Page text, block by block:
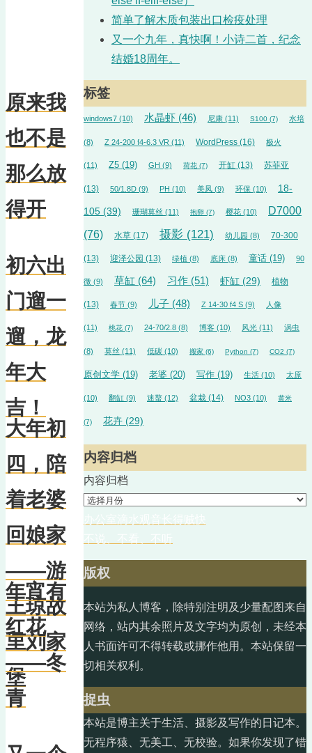
原来我
也不是
那么放
得开
初六出
门遛一
遛，龙
年大
吉！
大年初
四，陪
着老婆
回娘家
——游
王琼故
里刘家
堡
年宵有
红花
——冬
青
简单了解木质包装出口检疫处理
又一个九年，真快啊！小诗二首，纪念
结婚18周年。
标签
windows7 (10) 水晶虾 (46) 尼康 (11) S100 (7) 水培
(8) Z 24-200 f4-6.3 VR (11) WordPress (16) 极火
(11) Z5 (19) GH (9) 荷花 (7) 开缸 (13) 苏菲亚
(13) 50/1.8D (9) PH (10) 美凤 (9) 环保 (10) 18-
105 (39) 珊瑚莫丝 (11) 抱卵 (7) 樱花 (10)
D7000
(76)
水草 (17) 摄影 (121) 幼儿园 (8) 70-300
(13) 迎泽公园 (13) 绿植 (8) 底床 (8) 童话 (19) 90
微 (9) 草缸 (64) 习作 (51) 虾缸 (29) 植物
(13) 春节 (9) 儿子 (48) Z 14-30 f4 S (9) 人像
(11) 桃花 (7) 24-70/2.8 (8) 博客 (10) 风光 (11) 涡虫
(8) 莫丝 (11) 低碳 (10) 搬家 (6) Python (7) CO2 (7)
原创文学 (19) 老婆 (20) 写作 (19) 生活 (10) 太原
(10) 翻缸 (9) 迷螯 (12) 盆栽 (14) NO3 (10) 黄米
(7) 花卉 (29)
内容归档
内容归档
版权
本站为私人博客，除特别注明及少量配图来自
网络，站内其余照片及文字均为原创，未经本
人书面许可不得转载或挪作他用。本站保留一
切相关权利。
捉虫
本站是博主关于生活、摄影及写作的日记本。
无程序猿、无美工、无校验。如果你发现了错